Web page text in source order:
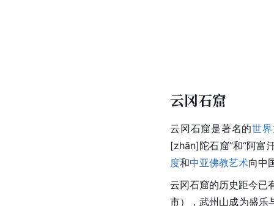
云冈石窟
云冈石窟是著名的世
[zhān]陀石窟”和“阿富
度和中亚佛教艺术向中
云冈石窟的历史距今已
市），武州山成为盛乐